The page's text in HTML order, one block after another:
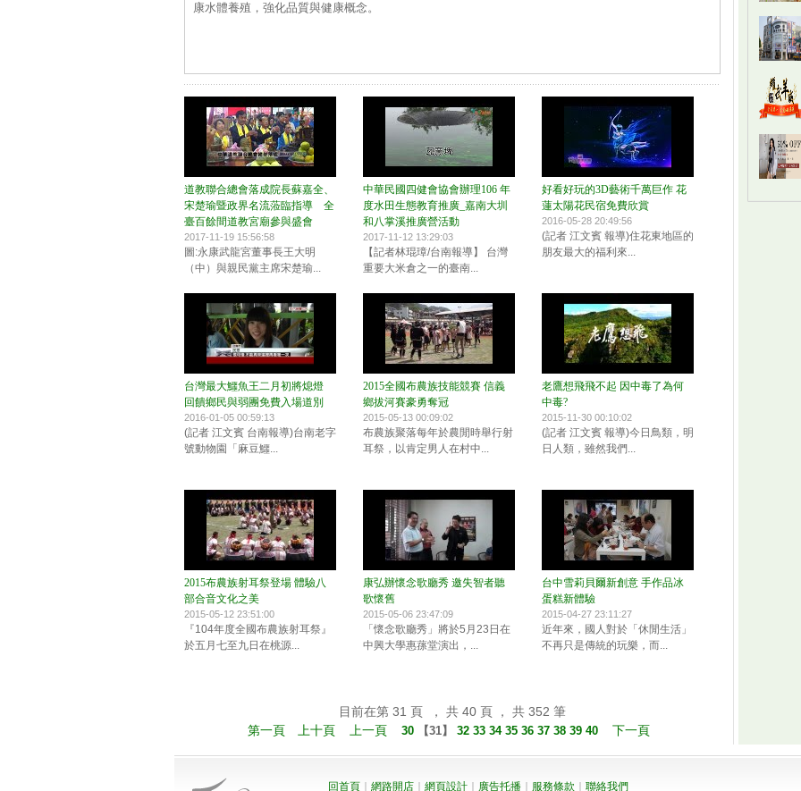
康水體養殖，強化品質與健康概念。
道教聯合總會落成院長蘇嘉全、
宋楚瑜暨政界名流蒞臨指導 全
臺百餘間道教宮廟參與盛會
2017-11-19 15:56:58
圖:永康武龍宮董事長王大明
（中）與親民黨主席宋楚瑜...
中華民國四健會協會辦理106 年
度水田生態教育推廣_嘉南大圳
和八掌溪推廣營活動
2017-11-12 13:29:03
【記者林琨璋/台南報導】 台灣
重要大米倉之一的臺南...
好看好玩的3D藝術千萬巨作 花
蓮太陽花民宿免費欣賞
2016-05-28 20:49:56
(記者 江文賓 報導)住花東地區的
朋友最大的福利來...
台灣最大鱷魚王二月初將熄燈
回饋鄉民與弱團免費入場道別
2016-01-05 00:59:13
(記者 江文賓 台南報導)台南老字
號動物園「麻豆鱷...
2015全國布農族技能競賽 信義
鄉拔河賽豪勇奪冠
2015-05-13 00:09:02
布農族聚落每年於農閒時舉行射
耳祭，以肯定男人在村中...
老鷹想飛飛不起 因中毒了為何
中毒?
2015-11-30 00:10:02
(記者 江文賓 報導)今日鳥類，明
日人類，雖然我們...
2015布農族射耳祭登場 體驗八
部合音文化之美
2015-05-12 23:51:00
『104年度全國布農族射耳祭』
於五月七至九日在桃源...
康弘辦懷念歌廳秀 邀失智者聽
歌懷舊
2015-05-06 23:47:09
「懷念歌廳秀」將於5月23日在
中興大學惠蓀堂演出，...
台中雪莉貝爾新創意 手作品冰
蛋糕新體驗
2015-04-27 23:11:27
近年來，國人對於「休閒生活」
不再只是傳統的玩樂，而...
目前在第 31 頁 ， 共 40 頁 ， 共 352 筆
第一頁
上十頁 上一頁 30 【31】 32 33 34 35 36 37 38 39 40 下一頁
回首頁 網路開店 網頁設計 廣告托播 服務條款 聯絡我們